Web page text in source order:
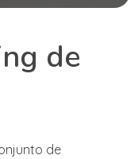
de
de